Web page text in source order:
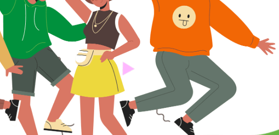
Услуги, в том числе платные, предоставляемые
дополнительного образования «Детский оздоровительно-образовательный центр Юность»